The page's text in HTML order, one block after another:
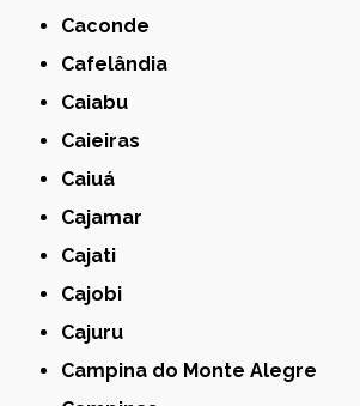
Caconde
Cafelândia
Caiabu
Caieiras
Caiuá
Cajamar
Cajati
Cajobi
Cajuru
Campina do Monte Alegre